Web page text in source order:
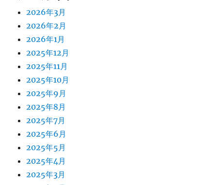
2026年3月
2026年2月
2026年1月
2025年12月
2025年11月
2025年10月
2025年9月
2025年8月
2025年7月
2025年6月
2025年5月
2025年4月
2025年3月